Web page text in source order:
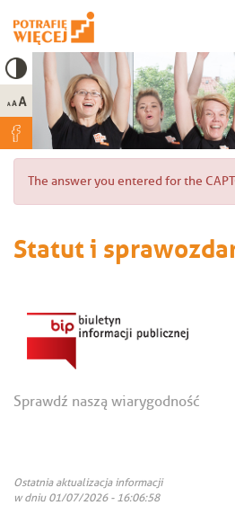
do
treści
high
contrast
Komunikat
The answer you entered for the
Statut i
Sprawdź naszą wiarygodność
Ostatnia aktualizacja informacji
w dniu 01/07/2026 - 16:06:58